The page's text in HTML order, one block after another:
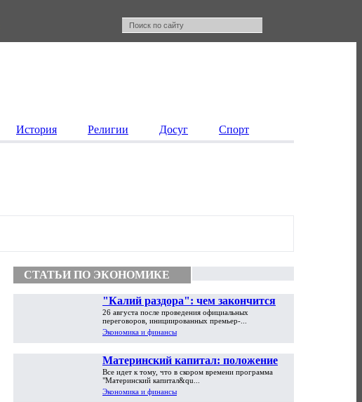
История Религии Досуг Спорт
СТАТЬИ ПО ЭКОНОМИКЕ
"Калий раздора": чем закончится
противостояние России и Белоруссии
26 августа после проведения официальных
переговоров, инициированных премьер-...
Экономика и финансы
Материнский капитал: положение
грозит стать военным
Все идет к тому, что в скором времени программа
"Материнский капитал&qu...
Экономика и финансы